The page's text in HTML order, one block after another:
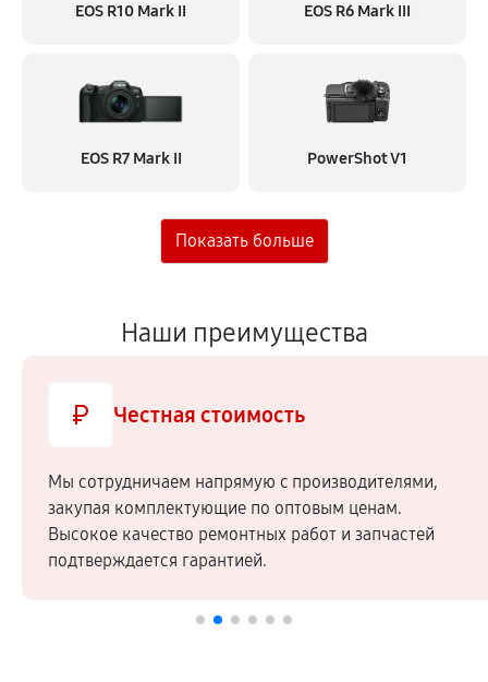
EOS R10 Mark II EOS R6 Mark III
EOS R7 Mark II PowerShot V1
Наши преимущества
Честная стоимость
Мы сотрудничаем напрямую c производителями,
закупая комплектующие по оптовым ценам.
Высокое качество ремонтных работ и запчастей
подтверждается гарантией.